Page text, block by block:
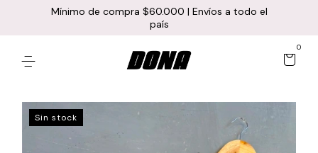
Mínimo de compra $60.000 | Envíos a todo el
país
0
Sin stock